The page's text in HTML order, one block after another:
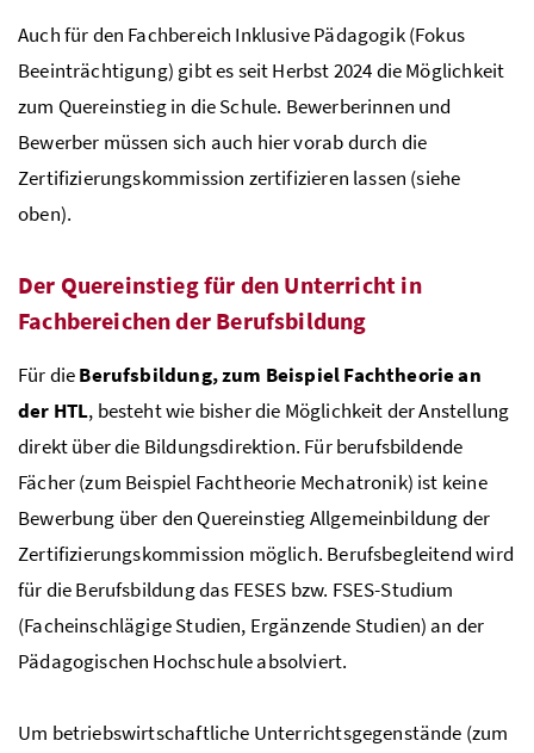
Auch für den Fachbereich Inklusive Pädagogik (Fokus
Beeinträchtigung) gibt es seit Herbst 2024 die Möglichkeit
zum Quereinstieg in die Schule. Bewerberinnen und
Bewerber müssen sich auch hier vorab durch die
Zertifizierungskommission zertifizieren lassen (siehe
oben).
Der Quereinstieg für den Unterricht in
Fachbereichen der Berufsbildung
Für dieBerufsbildung, zum Beispiel Fachtheorie an
der HTL, besteht wie bisher die Möglichkeit der Anstellung
direkt über die Bildungsdirektion. Für berufsbildende
Fächer (zum Beispiel Fachtheorie Mechatronik) ist keine
Bewerbung über den Quereinstieg Allgemeinbildung der
Zertifizierungskommission möglich. Berufsbegleitend wird
für die Berufsbildung das FESES bzw. FSES-Studium
(Facheinschlägige Studien, Ergänzende Studien) an der
Pädagogischen Hochschule absolviert.
Um betriebswirtschaftliche Unterrichtsgegenstände (zum